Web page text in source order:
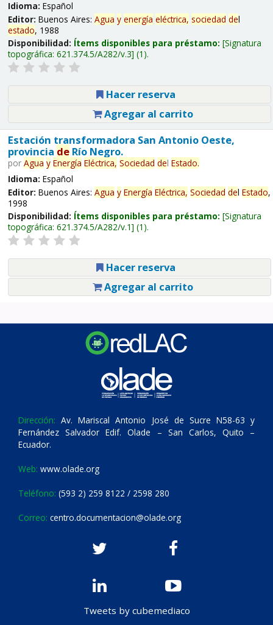
Idioma: Español
Editor: Buenos Aires: Agua y energía eléctrica, sociedad del
estado, 1988
Disponibilidad: Ítems disponibles para préstamo: Signatura
topográfica: 621.374.5/A282/v.3 (1).
Hacer reserva
Agregar al carrito
Estación transformadora San Antonio Oeste,
provincia deRío Negro.
por Agua y Energía Eléctrica, Sociedad del Estado.
Idioma: Español
Editor: Buenos Aires: Agua y Energía Eléctrica, Sociedad del Estado,
1998
Disponibilidad: Ítems disponibles para préstamo: Signatura
topográfica: 621.374.5/A282/v.1 (1).
Hacer reserva
Agregar al carrito
Dirección: Av. Mariscal Antonio José de Sucre N58-63 y
Fernández Salvador Edif. Olade – San Carlos, Quito –
Ecuador.
Web: www.olade.org
Teléfono: (593 2) 259 8122 / 2598 280
Correo: centro.documentacion@olade.org
Tweets by cubemediaco